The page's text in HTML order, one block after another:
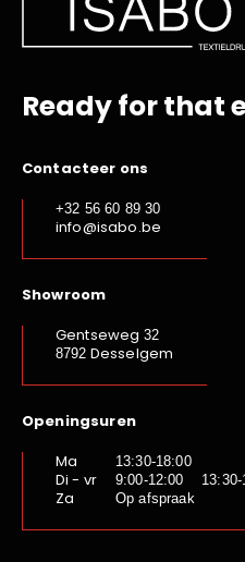
Ready for that
Contacteer ons
+32 56 60 89 30
info@isabo.be
Showroom
Gentseweg 32
8792 Desselgem
Openingsuren
Ma
13:30-18:00
Di - vr 9:00-12:00 13:30-
Za Op afspraak